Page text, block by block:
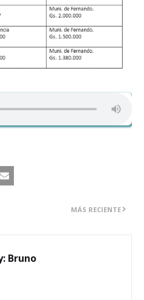
MÁS RECIENTE
Bruno